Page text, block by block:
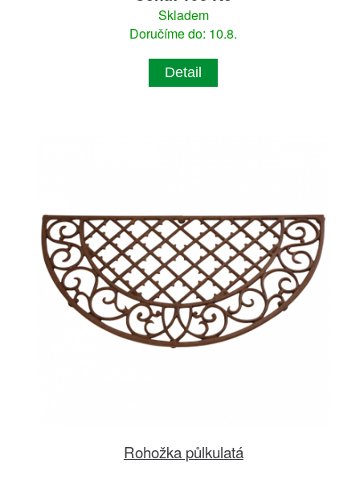
Skladem
Doručíme do: 10.8.
Detail
Rohožka půlkulatá